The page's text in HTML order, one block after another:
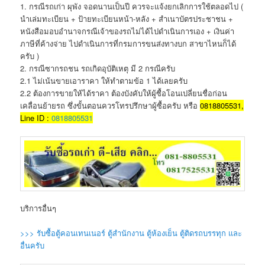
1. กรณีรถเก่า ผุพัง จอดนานเป็นปี ควรจะแจ้งยกเลิกการใช้ตลอดไป (
นำเล่มทะเบียน + ป้ายทะเบียนหน้า-หลัง + สำเนาบัตรประชาชน +
หนังสือมอบอำนาจกรณีเจ้าของรถไม่ได้ไปดำเนินการเอง + เงินค่า
ภาษีที่ค้างจ่าย ไปดำเนินการที่กรมการขนส่งทางบก สาขาไหนก็ได้
ครับ )
2. กรณีซากรถชน รถเกิดอุบัติเหตุ มี 2 กรณีครับ
2.1 ไม่เน้นขายเอาราคา ให้ทำตามข้อ 1 ได้เลยครับ
2.2 ต้องการขายให้ได้ราคา ต้องบังคับให้ผู้ซื้อโอนเปลี่ยนชื่อก่อน
เคลื่อนย้ายรถ ซึ่งขั้นตอนควรโทรปรึกษาผู้ซื้อครับ หรือ0818805531,
Line ID :0818805531
บริการอื่นๆ
>>> รับซื้อตู้คอนเทนเนอร์ ตู้สำนักงาน ตู้ห้องเย็น ตู้ติดรถบรรทุก และ
อื่นครับ